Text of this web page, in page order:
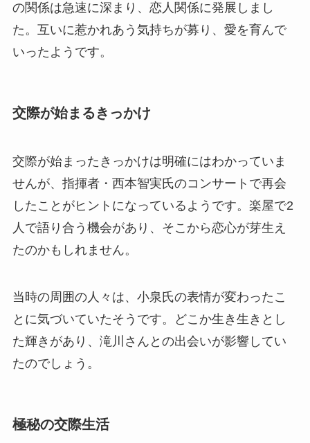
の関係は急速に深まり、恋人関係に発展しまし
た。互いに惹かれあう気持ちが募り、愛を育んで
いったようです。
交際が始まるきっかけ
交際が始まったきっかけは明確にはわかっていま
せんが、指揮者・西本智実氏のコンサートで再会
したことがヒントになっているようです。楽屋で2
人で語り合う機会があり、そこから恋心が芽生え
たのかもしれません。
当時の周囲の人々は、小泉氏の表情が変わったこ
とに気づいていたそうです。どこか生き生きとし
た輝きがあり、滝川さんとの出会いが影響してい
たのでしょう。
極秘の交際生活